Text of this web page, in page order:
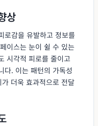
상
로감을 유발하고 정보를
이스는 눈이 쉴 수 있는
시각적 피로를 줄이고
다. 이는 패턴의 가독성
더욱 효과적으로 전달